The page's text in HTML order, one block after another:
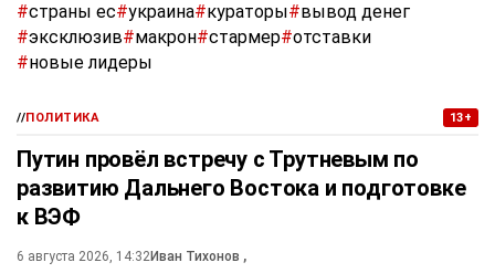
#страны ес#украина#кураторы#вывод денег
#эксклюзив#макрон#стармер#отставки
#новые лидеры
//ПОЛИТИКА 13+
Путин провёл встречу с Трутневым по
развитию Дальнего Востока и подготовке
к ВЭФ
6 августа 2026, 14:32Иван Тихонов ,